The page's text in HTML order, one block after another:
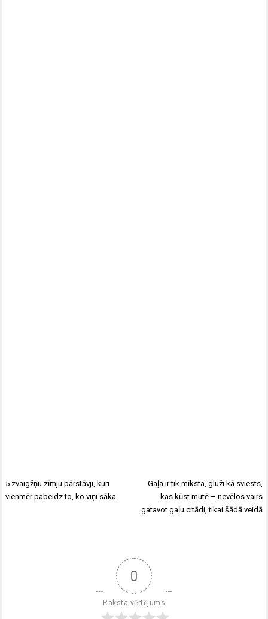
5 zvaigžņu zīmju pārstāvji, kuri
vienmēr pabeidz to, ko viņi sāka
Gaļa ir tik mīksta, gluži kā sviests,
kas kūst mutē – nevēlos vairs
gatavot gaļu citādi, tikai šādā veidā
0
Raksta vērtējums